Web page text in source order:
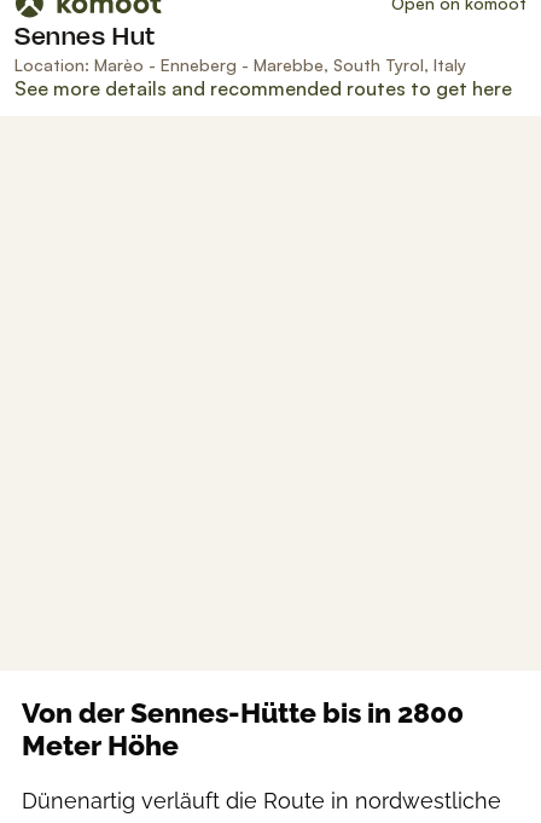
Von der Sennes-Hütte bis in 2800
Meter Höhe
Dünenartig verläuft die Route in nordwestliche